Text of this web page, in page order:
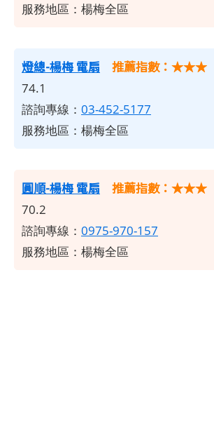
服務地區：楊梅全區
燈總-楊梅 電扇 推薦指數：★★★
74.1
諮詢專線： 03-452-5177
服務地區：楊梅全區
圓順-楊梅 電扇 推薦指數：★★★
70.2
諮詢專線： 0975-970-157
服務地區：楊梅全區